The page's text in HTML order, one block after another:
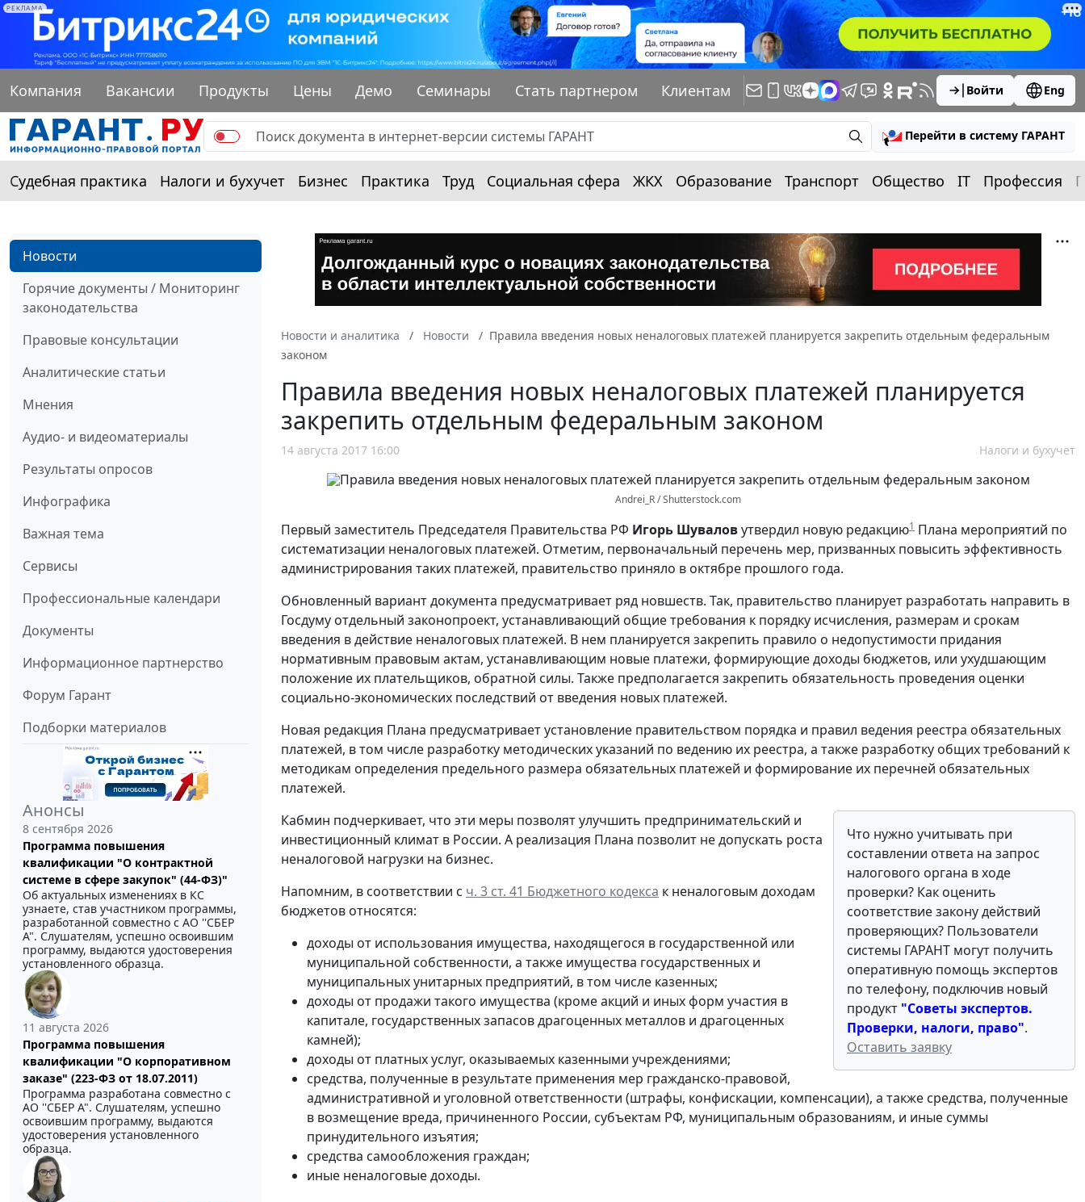
РЕКЛАМА
Компания Вакансии Продукты Цены Демо Семинары Стать партнером Клиентам Войти Eng
Перейти в систему ГАРАНТ
Судебная практика Налоги и бухучет Бизнес Практика Труд Социальная сфера ЖКХ Образование Транспорт Общество IT Профессия
Новости
Горячие документы / Мониторинг
законодательства
Правовые консультации
Аналитические статьи
Мнения
Аудио- и видеоматериалы
Результаты опросов
Инфографика
Важная тема
Сервисы
Профессиональные календари
Документы
Информационное партнерство
Форум Гарант
Подборки материалов
Анонсы
8 сентября 2026
Программа повышения
квалификации "О контрактной
системе в сфере закупок" (44-ФЗ)"
Об актуальных изменениях в КС
узнаете, став участником программы,
разработанной совместно с АО ''СБЕР
А". Слушателям, успешно освоившим
программу, выдаются удостоверения
установленного образца.
11 августа 2026
Программа повышения
квалификации "О корпоративном
заказе" (223-ФЗ от 18.07.2011)
Программа разработана совместно с
АО ''СБЕР А". Слушателям, успешно
освоившим программу, выдаются
удостоверения установленного
образца.
Новости и аналитика Новости
Правила введения новых неналоговых платежей планируется закрепить отдельным федеральным
законом
Правила введения новых неналоговых платежей планируется
закрепить отдельным федеральным законом
14 августа 2017 16:00 Налоги и бухучет
Andrei_R / Shutterstock.com
Первый заместитель Председателя Правительства РФ Игорь Шуваловутвердил новую редакцию1 Плана мероприятий по
систематизации неналоговых платежей. Отметим, первоначальный перечень мер, призванных повысить эффективность
администрирования таких платежей, правительство приняло в октябре прошлого года.
Обновленный вариант документа предусматривает ряд новшеств. Так, правительство планирует разработать направить в
Госдуму отдельный законопроект, устанавливающий общие требования к порядку исчисления, размерам и срокам
введения в действие неналоговых платежей. В нем планируется закрепить правило о недопустимости придания
нормативным правовым актам, устанавливающим новые платежи, формирующие доходы бюджетов, или ухудшающим
положение их плательщиков, обратной силы. Также предполагается закрепить обязательность проведения оценки
социально-экономических последствий от введения новых платежей.
Новая редакция Плана предусматривает установление правительством порядка и правил ведения реестра обязательных
платежей, в том числе разработку методических указаний по ведению их реестра, а также разработку общих требований к
методикам определения предельного размера обязательных платежей и формирование их перечней обязательных
платежей.
Что нужно учитывать при
составлении ответа на запрос
налогового органа в ходе
проверки? Как оценить
соответствие закону действий
проверяющих? Пользователи
системы ГАРАНТ могут получить
оперативную помощь экспертов
по телефону, подключив новый
продукт "Советы экспертов.
Проверки, налоги, право".
Оставить заявку
Кабмин подчеркивает, что эти меры позволят улучшить предпринимательский и
инвестиционный климат в России. А реализация Плана позволит не допускать роста
неналоговой нагрузки на бизнес.
Напомним, в соответствии с ч. 3 ст. 41 Бюджетного кодекса к неналоговым доходам
бюджетов относятся:
доходы от использования имущества, находящегося в государственной или
муниципальной собственности, а также имущества государственных и
муниципальных унитарных предприятий, в том числе казенных;
доходы от продажи такого имущества (кроме акций и иных форм участия в
капитале, государственных запасов драгоценных металлов и драгоценных
камней);
доходы от платных услуг, оказываемых казенными учреждениями;
средства, полученные в результате применения мер гражданско-правовой,
административной и уголовной ответственности (штрафы, конфискации, компенсации), а также средства, полученные
в возмещение вреда, причиненного России, субъектам РФ, муниципальным образованиям, и иные суммы
принудительного изъятия;
средства самообложения граждан;
иные неналоговые доходы.